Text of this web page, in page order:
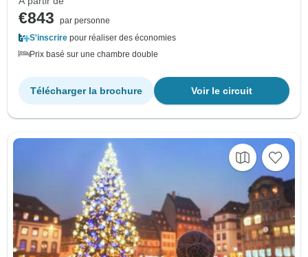
€843
par personne
S'inscrire pour réaliser des économies
Prix basé sur une chambre double
Voir le circuit
Télécharger la brochure